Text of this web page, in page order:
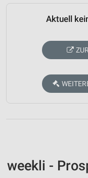
Aktuell
weekli -